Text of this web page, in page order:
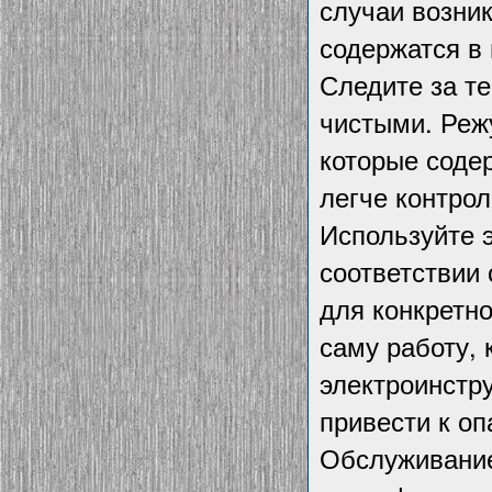
случаи
содержатся
Следите за
чистыми.
которые
легче
Используйте
для
саму работу,
привести к